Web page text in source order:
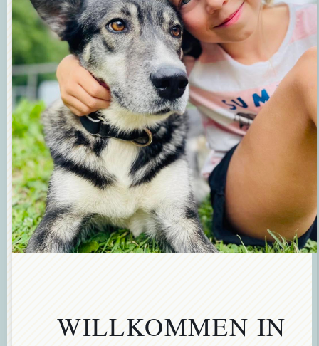
WILLKOMMEN IN